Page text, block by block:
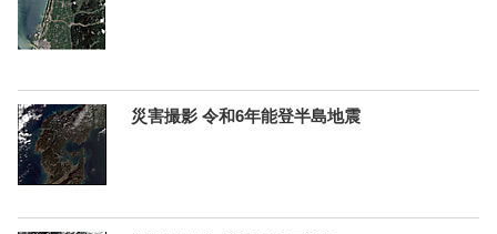
災害撮影 令和6年能登半島地震